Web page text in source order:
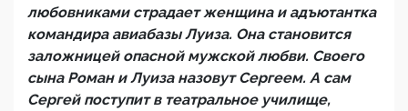
любовниками страдает женщина и адъютантка
командира авиабазы Луиза. Она становится
заложницей опасной мужской любви. Своего
сына Роман и Луиза назовут Сергеем. А сам
Сергей поступит в театральное училище,